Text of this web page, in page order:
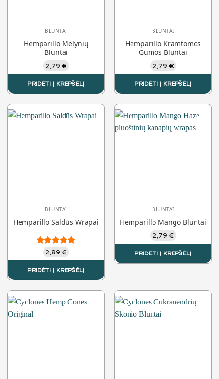
BLUNTAI
Hemparillo Mėlynių
Bluntai
2,79 €
PRIDĖTI Į KREPŠĖLĮ
BLUNTAI
Hemparillo Kramtomos
Gumos Bluntai
2,79 €
PRIDĖTI Į KREPŠĖLĮ
BLUNTAI
Hemparillo Saldūs Wrapai
Įvertinimas:
5.00iš 5
2,89 €
PRIDĖTI Į KREPŠĖLĮ
BLUNTAI
Hemparillo Mango Bluntai
2,79 €
PRIDĖTI Į KREPŠĖLĮ